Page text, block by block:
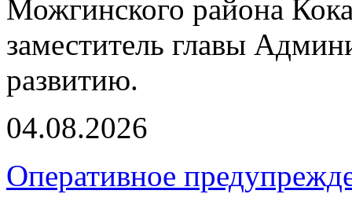
Можгинского района
заместитель главы
развитию.
04.08.2026
Оперативное